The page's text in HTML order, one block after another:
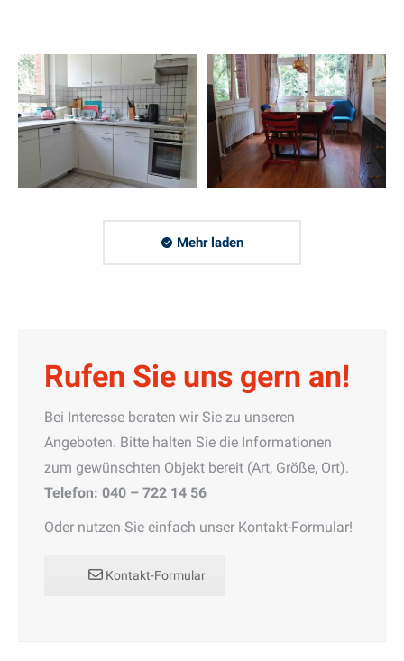
Mehr laden
Rufen Sie uns gern an!
Bei Interesse beraten wir Sie zu unseren
Angeboten. Bitte halten Sie die Informationen
zum gewünschten Objekt bereit (Art, Größe, Ort).
Telefon: 040 – 722 14 56
Oder nutzen Sie einfach unser Kontakt-Formular!
Kontakt-Formular